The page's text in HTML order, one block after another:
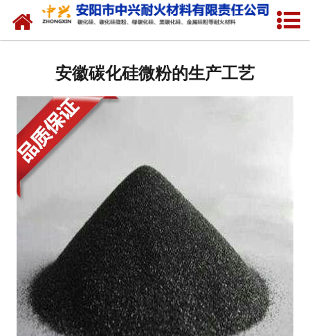
网站首页
安徽碳化硅微粉的生产工艺